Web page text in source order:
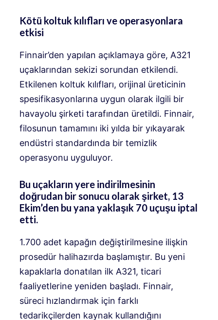
Kötü koltuk kılıfları ve operasyonlara
etkisi
Finnair’den yapılan açıklamaya göre, A321
uçaklarından sekizi sorundan etkilendi.
Etkilenen koltuk kılıfları, orijinal üreticinin
spesifikasyonlarına uygun olarak ilgili bir
havayolu şirketi tarafından üretildi. Finnair,
filosunun tamamını iki yılda bir yıkayarak
endüstri standardında bir temizlik
operasyonu uyguluyor.
Bu uçakların yere indirilmesinin
doğrudan bir sonucu olarak şirket, 13
Ekim’den bu yana yaklaşık 70 uçuşu iptal
etti.
1.700 adet kapağın değiştirilmesine ilişkin
prosedür halihazırda başlamıştır. Bu yeni
kapaklarla donatılan ilk A321, ticari
faaliyetlerine yeniden başladı. Finnair,
süreci hızlandırmak için farklı
tedarikçilerden kaynak kullandığını